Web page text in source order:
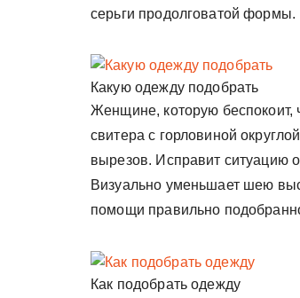
серьги продолговатой формы.
Какую одежду подобрать
Женщине, которую беспокоит,
свитера с горловиной
вырезов. Исправит ситуацию
Визуально уменьшает шею
помощи правильно
Как подобрать одежду